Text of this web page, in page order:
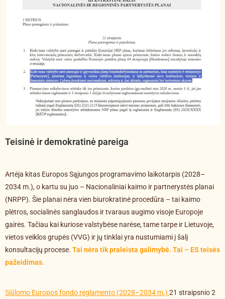
Teisinė ir demokratinė pareiga
Artėja kitas Europos Sąjungos programavimo laikotarpis (2028–
2034 m.), o kartu su juo – Nacionaliniai kaimo ir partnerystės planai
(NRPP). Šie planai nėra vien biurokratinė procedūra – tai kaimo
plėtros, socialinės sanglaudos ir tvaraus augimo visoje Europoje
gairės. Tačiau kai kuriose valstybėse narėse, tame tarpe ir Lietuvoje,
vietos veiklos grupės (VVG) ir jų tinklai yra nustumiami į šalį
konsultacijų procese. Tai nėra tik praleista galimybė. Tai – ES teisės
pažeidimas.
Siūlomo Europos fondo reglamento (2028–2034 m.) 21 straipsnio 2